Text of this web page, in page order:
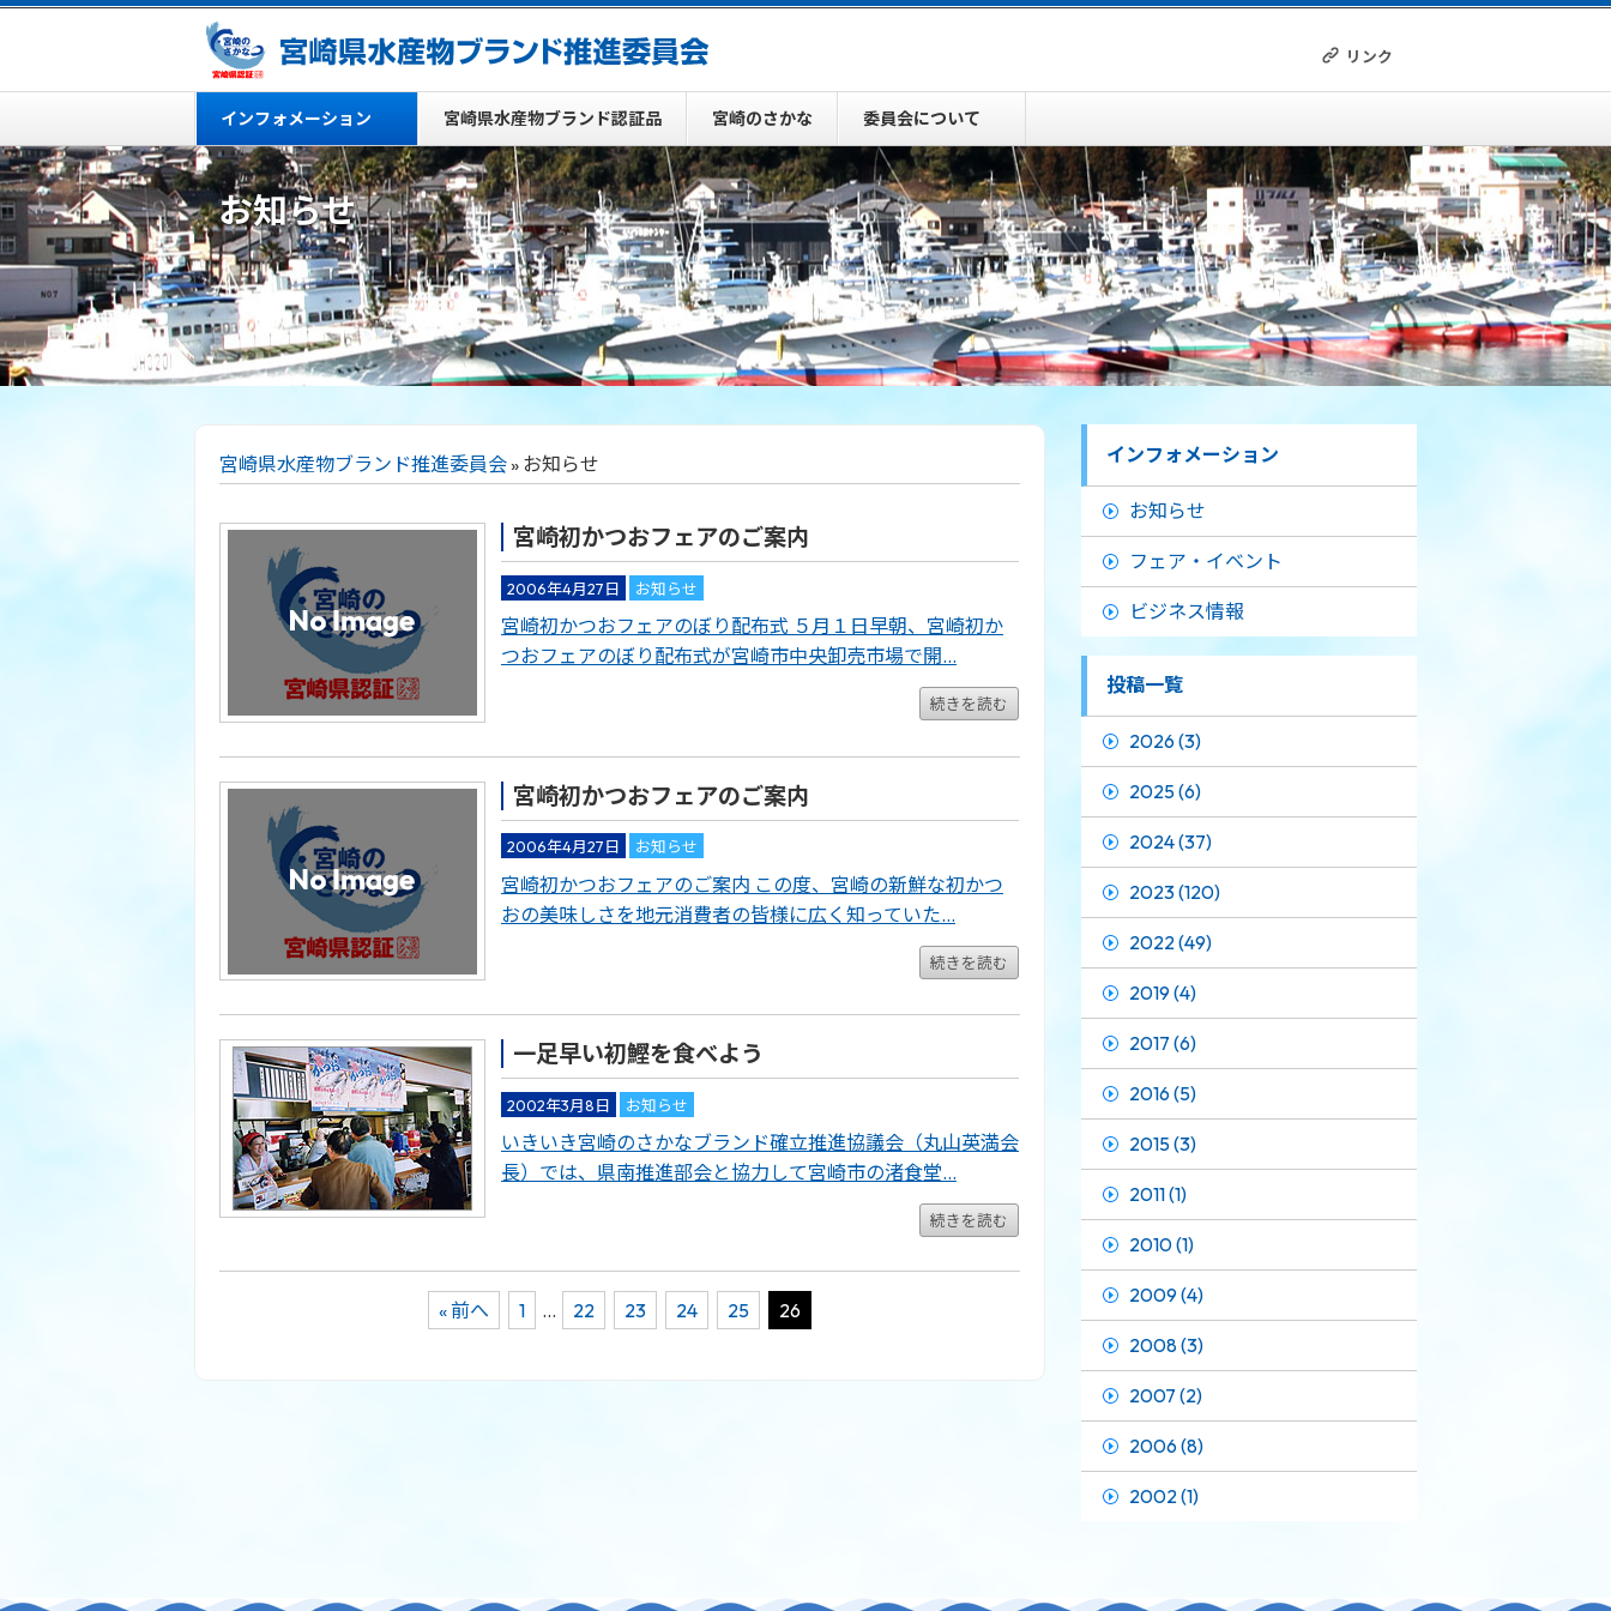
リンク
インフォメーション 宮崎県水産物ブランド認証品 宮崎のさかな 委員会について
お知らせ
宮崎県水産物ブランド推進委員会» お知らせ
宮崎初かつおフェアのご案内
2006年4月27日 お知らせ
宮崎初かつおフェアのぼり配布式 ５月１日早朝、宮崎初か
つおフェアのぼり配布式が宮崎市中央卸売市場で開…
続きを読む
宮崎初かつおフェアのご案内
2006年4月27日 お知らせ
宮崎初かつおフェアのご案内 この度、宮崎の新鮮な初かつ
おの美味しさを地元消費者の皆様に広く知っていた…
続きを読む
一足早い初鰹を食べよう
2002年3月8日 お知らせ
いきいき宮崎のさかなブランド確立推進協議会（丸山英満会
長）では、県南推進部会と協力して宮崎市の渚食堂…
続きを読む
« 前へ 1 … 22 23 24 25 26
インフォメーション
お知らせ
フェア・イベント
ビジネス情報
投稿一覧
2026 (3)
2025 (6)
2024 (37)
2023 (120)
2022 (49)
2019 (4)
2017 (6)
2016 (5)
2015 (3)
2011 (1)
2010 (1)
2009 (4)
2008 (3)
2007 (2)
2006 (8)
2002 (1)